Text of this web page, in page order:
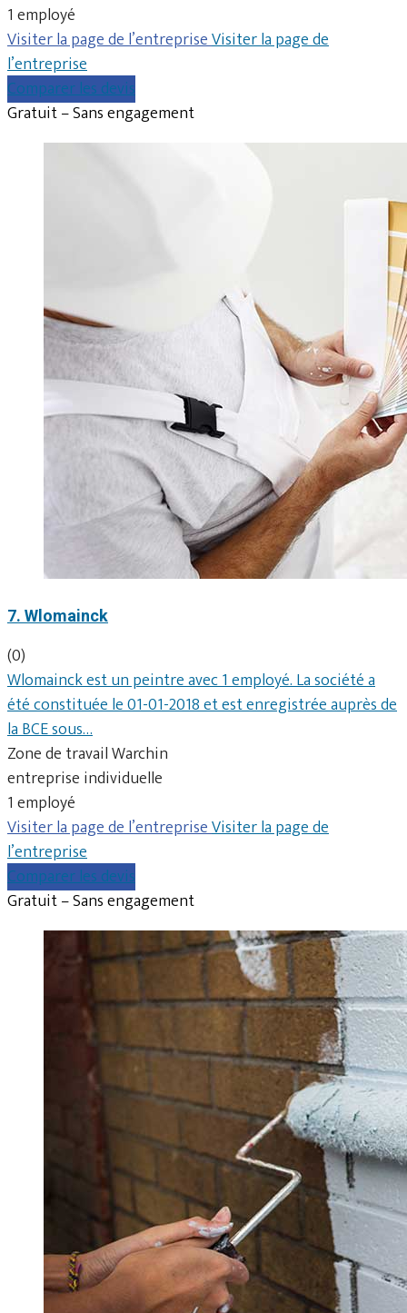
1 employé
Visiter la page de l’entrepriseVisiter la page de
l’entreprise
Comparer les devis
Gratuit – Sans engagement
7. Wlomainck
(0)
Wlomainck est un peintre avec 1 employé. La société a
été constituée le 01-01-2018 et est enregistrée auprès de
la BCE sous…
Zone de travail Warchin
entreprise individuelle
1 employé
Visiter la page de l’entrepriseVisiter la page de
l’entreprise
Comparer les devis
Gratuit – Sans engagement